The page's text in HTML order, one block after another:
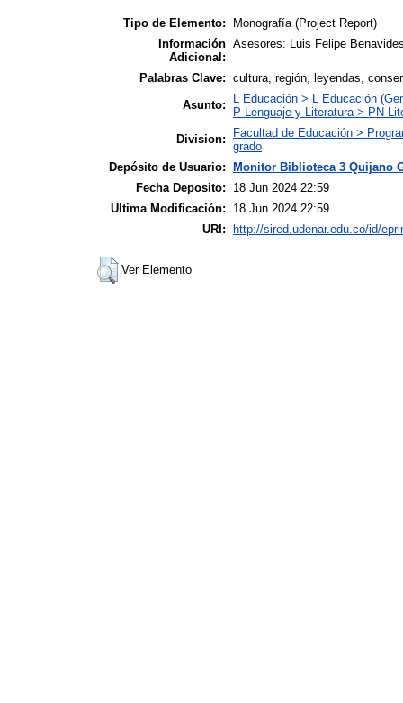
Tipo de Elemento:
Monografía (Project Report)
Información
Adicional:
Asesores: Luis Felipe
Palabras Clave: cultura, región, leyendas,
Asunto:
L Educación > L Educación
P Lenguaje y Literatura > PN
Division:
Facultad de Educación >
grado
Depósito de Usuario: Monitor Biblioteca 3 Quijano
Fecha Deposito:
18 Jun 2024 22:59
Ultima Modificación:
18 Jun 2024 22:59
URI: http://sired.udenar.edu.co/id/
Ver Elemento